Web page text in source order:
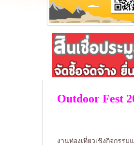
Outdoor Fest
งานท่องเที่ยวเชิงกิจกรร